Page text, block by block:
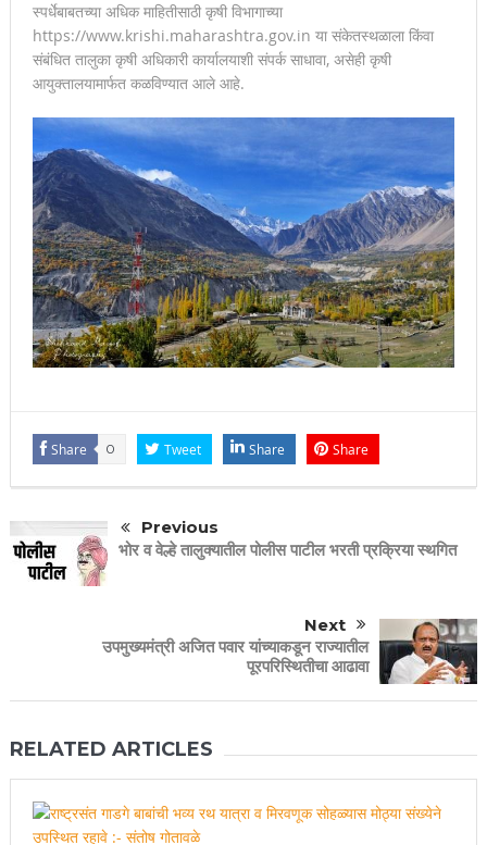
स्पर्धेबाबतच्या अधिक माहितीसाठी कृषी विभागाच्या
https://www.krishi.maharashtra.gov.in या संकेतस्थळाला किंवा
संबंधित तालुका कृषी अधिकारी कार्यालयाशी संपर्क साधावा, असेही कृषी
आयुक्तालयामार्फत कळविण्यात आले आहे.
Share 0 Tweet Share Share
Previous
भोर व वेल्हे तालुक्यातील पोलीस पाटील भरती प्रक्रिया स्थगित
Next
उपमुख्यमंत्री अजित पवार यांच्याकडून राज्यातील
पूरपरिस्थितीचा आढावा
RELATED ARTICLES